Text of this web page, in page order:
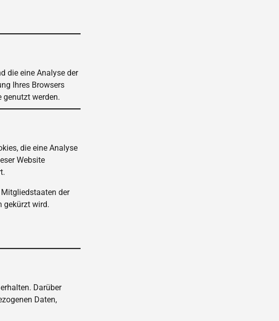
die eine Analyse der
Ihres Browsers
genutzt werden.
die eine Analyse
Website
der
gekürzt wird.
Darüber
Daten,